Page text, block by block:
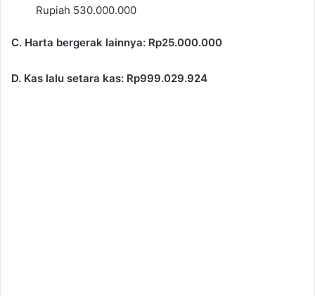
Rupiah 530.000.000
C. Harta bergerak lainnya: Rp25.000.000
D. Kas lalu setara kas: Rp999.029.924